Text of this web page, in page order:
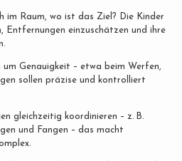
im Raum, wo ist das Ziel? Die Kinder
Entfernungen einzuschätzen und ihre
um Genauigkeit – etwa beim Werfen,
sollen präzise und kontrolliert
gleichzeitig koordinieren – z. B.
und Fangen – das macht